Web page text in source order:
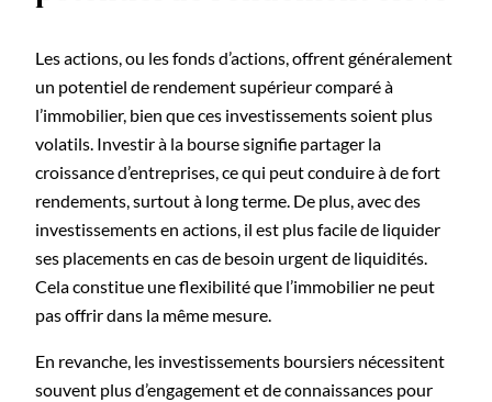
Les actions, ou les fonds d’actions, offrent généralement
un potentiel de rendement supérieur comparé à
l’immobilier, bien que ces investissements soient plus
volatils. Investir à la bourse signifie partager la
croissance d’entreprises, ce qui peut conduire à de fort
rendements, surtout à long terme. De plus, avec des
investissements en actions, il est plus facile de liquider
ses placements en cas de besoin urgent de liquidités.
Cela constitue une flexibilité que l’immobilier ne peut
pas offrir dans la même mesure.
En revanche, les investissements boursiers nécessitent
souvent plus d’engagement et de connaissances pour